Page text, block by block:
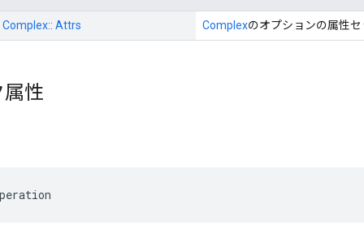
Attrs Complexのオプションの属性
性